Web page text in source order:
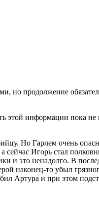
но продолжение
этой информации пока не
Но Гарлем очень
Игорь стал
и это ненадолго. В
наконец-то убыл
Артура и при этом